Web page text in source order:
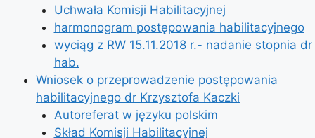
Uchwała Komisji Habilitacyjnej
harmonogram postępowania habilitacyjnego
wyciąg z RW 15.11.2018 r.- nadanie stopnia dr
hab.
Wniosek o przeprowadzenie postępowania
habilitacyjnego dr Krzysztofa Kaczki
Autoreferat w języku polskim
Skład Komisji Habilitacyjnej